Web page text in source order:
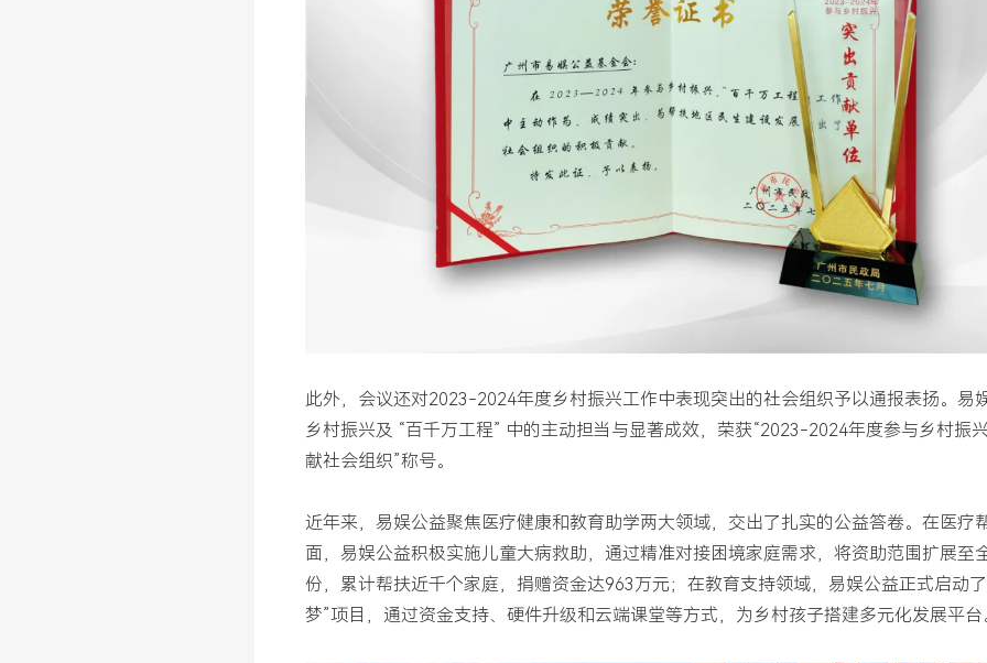
此外，会议还对2023-2024年度乡村振兴工作中表现突出的社会组织予以通报表扬。易
乡村振兴及 “百千万工程” 中的主动担当与显著成效，荣获“2023-2024年度参与乡村振
献社会组织”称号。
近年来，易娱公益聚焦医疗健康和教育助学两大领域，交出了扎实的公益答卷。在医疗
面，易娱公益积极实施儿童大病救助，通过精准对接困境家庭需求，将资助范围扩展至
份，累计帮扶近千个家庭，捐赠资金达963万元；在教育支持领域，易娱公益正式启动
梦”项目，通过资金支持、硬件升级和云端课堂等方式，为乡村孩子搭建多元化发展平台